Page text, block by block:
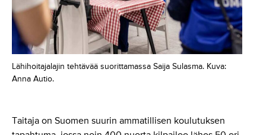
Lähihoitajalajin tehtävää suorittamassa Saija Sulasma. Kuva:
Anna Autio.
Taitaja on Suomen suurin ammatillisen koulutuksen